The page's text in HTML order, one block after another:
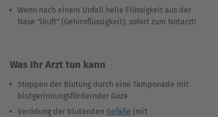
Wenn nach einem Unfall helle Flüssigkeit aus der
Nase "läuft" (Gehirnflüssigkeit), sofort zum Notarzt!
Was Ihr Arzt tun kann
Stoppen der Blutung durch eine Tamponade mit
blutgerinnungsfördernder Gaze
Verödung der blutenden Gefäße (mit